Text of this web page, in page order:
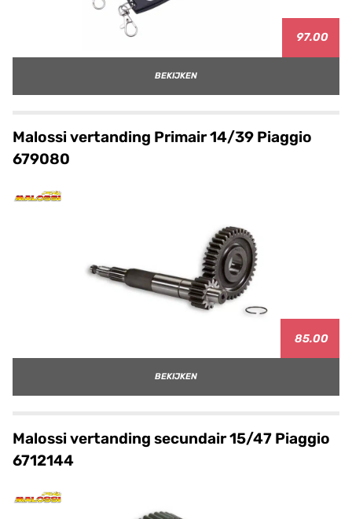
97.00
BEKIJKEN
Malossi vertanding Primair 14/39 Piaggio
679080
85.00
BEKIJKEN
Malossi vertanding secundair 15/47 Piaggio
6712144